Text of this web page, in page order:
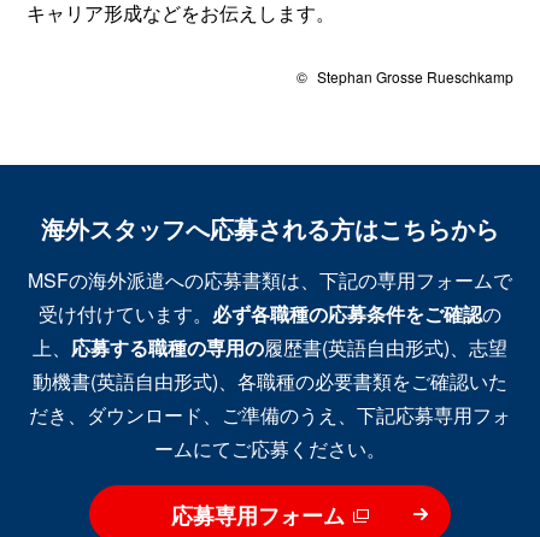
キャリア形成などをお伝えします。
© Stephan Grosse Rueschkamp
海外スタッフへ応募される方はこちらから
MSFの海外派遣への応募書類は、下記の専用フォームで
受け付けています。 必ず各職種の応募条件をご確認の
上、 応募する職種の専用の履歴書(英語自由形式)、志望
動機書(英語自由形式)、各職種の必要書類をご確認いた
だき、ダウンロード、ご準備のうえ、下記応募専用フォ
ームにてご応募ください。
応募専用フォーム